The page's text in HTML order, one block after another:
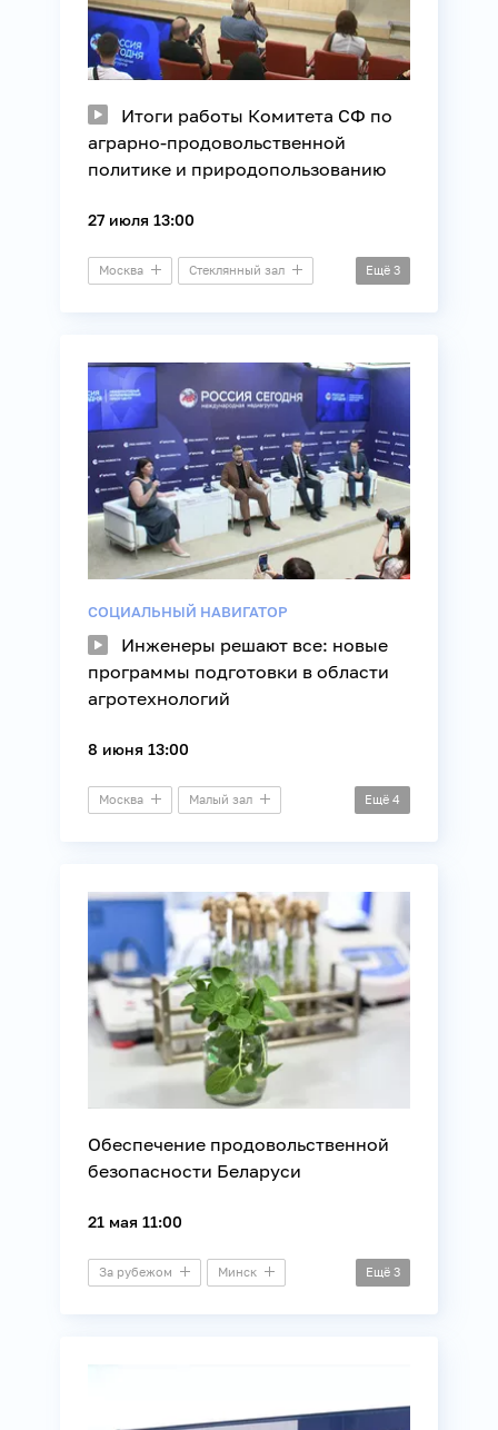
Итоги работы Комитета СФ по
аграрно-продовольственной
политике и природопользованию
27 июля 13:00
Москва Стеклянный зал
Сельское хозяйство
Ещё 3
СОЦИАЛЬНЫЙ НАВИГАТОР
Инженеры решают все: новые
программы подготовки в области
агротехнологий
8 июня 13:00
Москва Малый зал Ещё 4
Обеспечение продовольственной
безопасности Беларуси
21 мая 11:00
За рубежом Минск Ещё 3